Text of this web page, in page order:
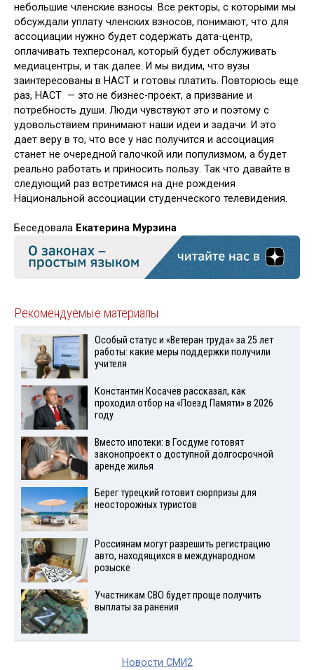
небольшие членские взносы. Все ректоры, с которыми мы
обсуждали уплату членских взносов, понимают, что для
ассоциации нужно будет содержать дата-центр,
оплачивать техперсонал, который будет обслуживать
медиацентры, и так далее. И мы видим, что вузы
заинтересованы в НАСТ и готовы платить. Повторюсь еще
раз, НАСТ — это не бизнес-проект, а призвание и
потребность души. Люди чувствуют это и поэтому с
удовольствием принимают наши идеи и задачи. И это
дает веру в то, что все у нас получится и ассоциация
станет не очередной галочкой или популизмом, а будет
реально работать и приносить пользу. Так что давайте в
следующий раз встретимся на дне рождения
Национальной ассоциации студенческого телевидения.
Беседовала Екатерина Мурзина
Рекомендуемые материалы
Особый статус и «Ветеран труда» за 25 лет
работы: какие меры поддержки получили
учителя
Константин Косачев рассказал, как
проходил отбор на «Поезд Памяти» в 2026
году
Вместо ипотеки: в Госдуме готовят
законопроект о доступной долгосрочной
аренде жилья
Берег турецкий готовит сюрпризы для
неосторожных туристов
Россиянам могут разрешить регистрацию
авто, находящихся в международном
розыске
Участникам СВО будет проще получить
выплаты за ранения
Новости СМИ2